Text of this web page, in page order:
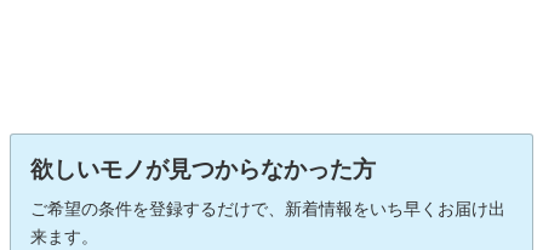
欲しいモノが見つからなかった方
ご希望の条件を登録するだけで、新着情報をいち早くお届け出
来ます。